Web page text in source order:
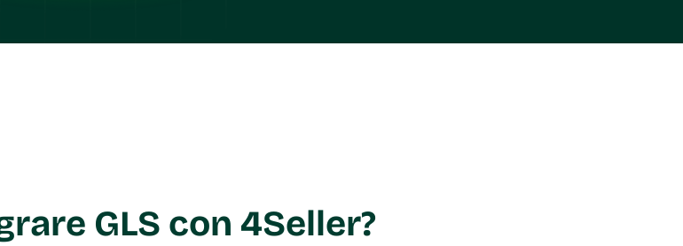
GLS con 4Seller?